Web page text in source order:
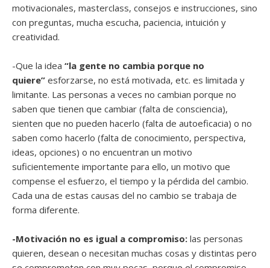
motivacionales, masterclass, consejos e instrucciones, sino
con preguntas, mucha escucha, paciencia, intuición y
creatividad.
-Que la idea “la gente no cambia porque no
quiere” esforzarse, no está motivada, etc. es limitada y
limitante. Las personas a veces no cambian porque no
saben que tienen que cambiar (falta de consciencia),
sienten que no pueden hacerlo (falta de autoeficacia) o no
saben como hacerlo (falta de conocimiento, perspectiva,
ideas, opciones) o no encuentran un motivo
suficientemente importante para ello, un motivo que
compense el esfuerzo, el tiempo y la pérdida del cambio.
Cada una de estas causas del no cambio se trabaja de
forma diferente.
-Motivación no es igual a compromiso: las personas
quieren, desean o necesitan muchas cosas y distintas pero